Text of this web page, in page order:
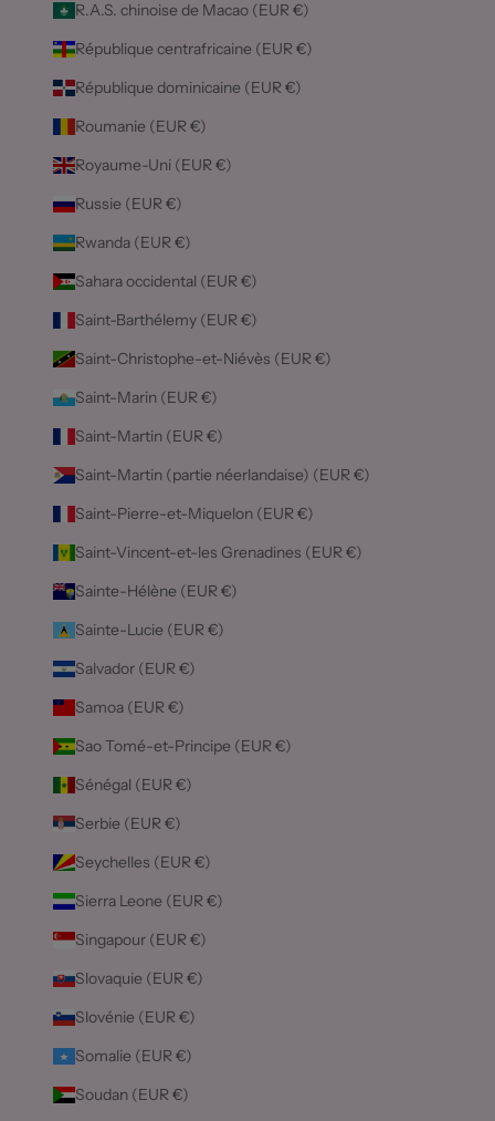
R.A.S. chinoise de Macao (EUR €)
République centrafricaine (EUR €)
République dominicaine (EUR €)
Roumanie (EUR €)
Royaume-Uni (EUR €)
Russie (EUR €)
Rwanda (EUR €)
Sahara occidental (EUR €)
Saint-Barthélemy (EUR €)
Saint-Christophe-et-Niévès (EUR €)
Saint-Marin (EUR €)
Saint-Martin (EUR €)
Saint-Martin (partie néerlandaise) (EUR €)
Saint-Pierre-et-Miquelon (EUR €)
Saint-Vincent-et-les Grenadines (EUR €)
Sainte-Hélène (EUR €)
Sainte-Lucie (EUR €)
Salvador (EUR €)
Samoa (EUR €)
Sao Tomé-et-Principe (EUR €)
Sénégal (EUR €)
Serbie (EUR €)
Seychelles (EUR €)
Sierra Leone (EUR €)
Singapour (EUR €)
Slovaquie (EUR €)
Slovénie (EUR €)
Somalie (EUR €)
Soudan (EUR €)